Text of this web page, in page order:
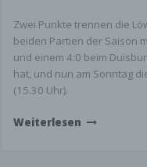
Zwei Punkte trennen die
beiden Partien der Saison
und einem 4:0 beim
hat, und nun am Sonntag
(15.30 Uhr).
Weiterlesen